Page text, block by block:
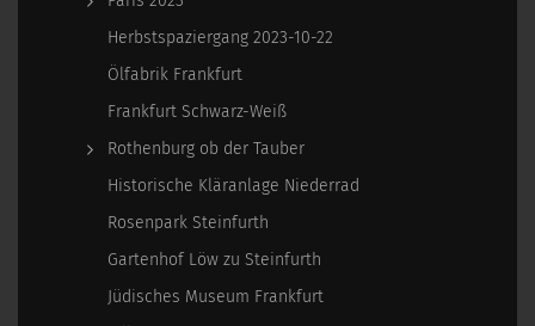
Herbstspaziergang 2023-10-22
Ölfabrik Frankfurt
Frankfurt Schwarz-Weiß
Rothenburg ob der Tauber
Historische Kläranlage Niederrad
Rosenpark Steinfurth
Gartenhof Löw zu Steinfurth
Jüdisches Museum Frankfurt